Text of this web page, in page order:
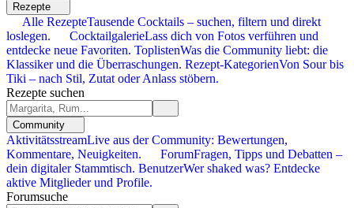
Rezepte
Alle RezepteTausende Cocktails – suchen, filtern und direkt
loslegen.
CocktailgalerieLass dich von Fotos verführen und
entdecke neue Favoriten. ToplistenWas die Community liebt: die
Klassiker und die Überraschungen. Rezept-KategorienVon Sour bis
Tiki – nach Stil, Zutat oder Anlass stöbern.
Rezepte suchen
Community
AktivitätsstreamLive aus der Community: Bewertungen,
Kommentare, Neuigkeiten.
ForumFragen, Tipps und Debatten –
dein digitaler Stammtisch. BenutzerWer shaked was? Entdecke
aktive Mitglieder und Profile.
Forumsuche